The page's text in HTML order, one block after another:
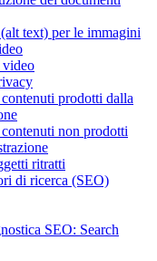
text) per le immagini
video
prodotti dalla
non prodotti
ritratti
di ricerca (SEO)
SEO: Search